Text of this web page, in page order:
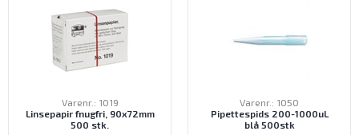
Varenr.: 1019
Linsepapir fnugfri, 90x72mm
500 stk.
Varenr.: 1050
Pipettespids 200-1000uL
blå 500stk